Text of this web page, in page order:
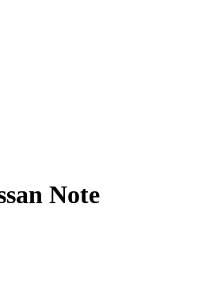
Note